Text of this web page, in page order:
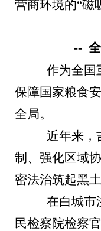
营商环境的“磁
--
作为全国
保障国家粮食
全局。
近年来，
制、强化区域
密法治筑起黑
在白城市
民检察院检察